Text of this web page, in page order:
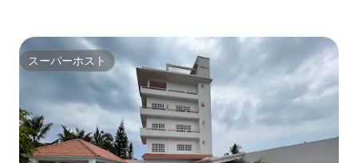
スーパーホスト
スーパーホスト